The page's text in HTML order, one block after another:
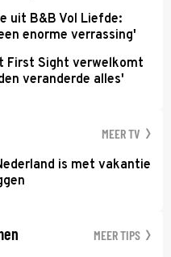
uit B&B Vol Liefde:
enorme verrassing'
First Sight verwelkomt
veranderde alles'
MEER TV
is met vakantie
MEER TIPS